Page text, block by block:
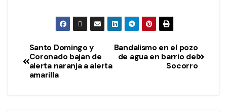
Bandalismo en el pozo
de agua en barrio del
Socorro
Santo Domingo y
Coronado bajan de
alerta naranja a alerta
amarilla